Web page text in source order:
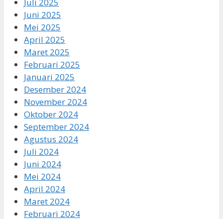
Juni 2025
Mei 2025
April 2025
Maret 2025
Februari 2025
Januari 2025
Desember 2024
November 2024
Oktober 2024
September 2024
Agustus 2024
Juli 2024
Juni 2024
Mei 2024
April 2024
Maret 2024
Februari 2024